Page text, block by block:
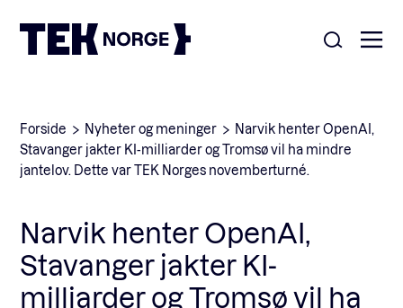
Om oss
Medlemskap
Møteplasser
Kontakt
POPULÆRE SØK:
Våre viktigste saker
Forside Nyheter og meninger
Narvik henter OpenAI,
Stavanger jakter KI-milliarder og Tromsø vil ha mindre
jantelov. Dette var TEK Norges novemberturné.
Narvik henter OpenAI,
Stavanger jakter KI-
milliarder og Tromsø vil ha